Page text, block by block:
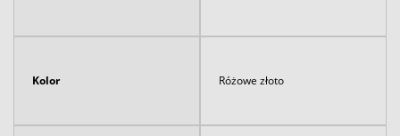
Kolor Różowe złoto